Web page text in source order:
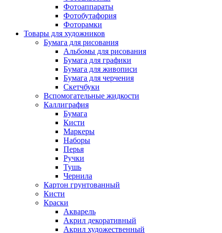
Фотоаппараты
Фотобутафория
Фоторамки
Товары для художников
Бумага для рисования
Альбомы для рисования
Бумага для графики
Бумага для живописи
Бумага для черчения
Скетчбуки
Вспомогательные жидкости
Каллиграфия
Бумага
Кисти
Маркеры
Наборы
Перья
Ручки
Тушь
Чернила
Картон грунтованный
Кисти
Краски
Акварель
Акрил декоративный
Акрил художественный